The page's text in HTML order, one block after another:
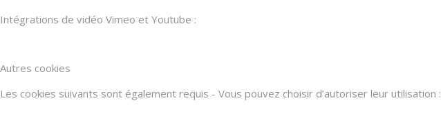
Intégrations de vidéo Vimeo et Youtube :
Autres cookies
Les cookies suivants sont également requis - Vous pouvez choisir d’autoriser leur utilisation :